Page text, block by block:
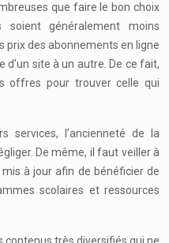
que faire le bon choix
soient généralement moins
prix des abonnements en ligne
site à un autre. De ce fait,
offres pour trouver celle qui
services, l’ancienneté de la
De même, il faut veiller à
à jour afin de bénéficier de
scolaires et ressources